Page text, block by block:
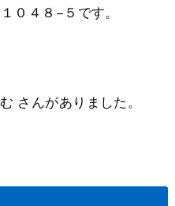
０４８−５です。
さんがありました。